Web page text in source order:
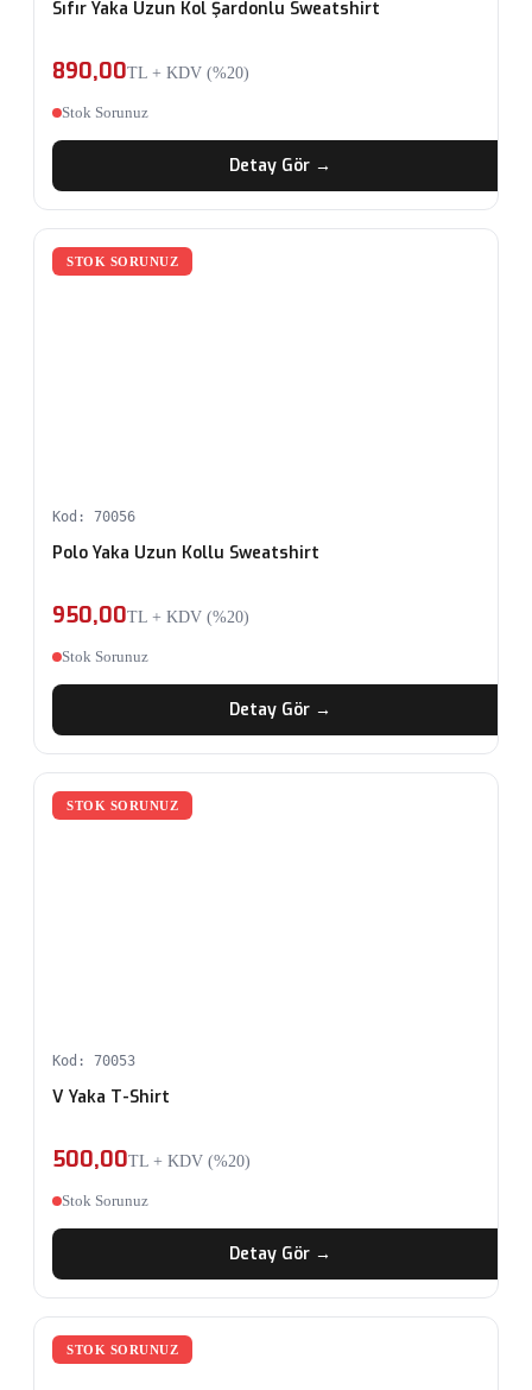
Sıfır Yaka Uzun Kol Şardonlu Sweatshirt
890,00TL + KDV (%20)
Stok Sorunuz
Detay Gör →
STOK SORUNUZ
Kod: 70056
Polo Yaka Uzun Kollu Sweatshirt
950,00TL + KDV (%20)
Stok Sorunuz
Detay Gör →
STOK SORUNUZ
Kod: 70053
V Yaka T-Shirt
500,00TL + KDV (%20)
Stok Sorunuz
Detay Gör →
STOK SORUNUZ